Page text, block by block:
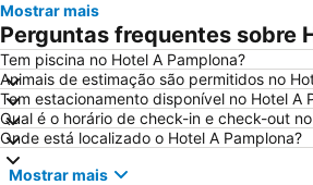
Mostrar mais
Perguntas frequentes sobre
Tem piscina no Hotel A Pamplona?
Animais de estimação são permitidos no
Tem estacionamento disponível no Hotel A
Qual é o horário de check-in e check-out
Onde está localizado o Hotel A Pamplona?
Mostrar mais